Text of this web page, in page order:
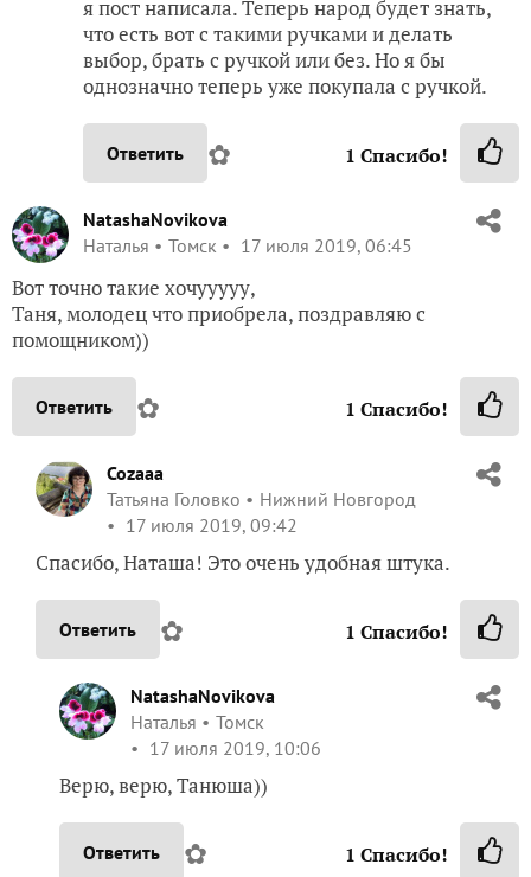
я пост написала. Теперь народ будет знать,
что есть вот с такими ручками и делать
выбор, брать с ручкой или без. Но я бы
однозначно теперь уже покупала с ручкой.
Ответить ✿ 1 Спасибо!
NatashaNovikova
Наталья
Томск 17 июля 2019, 06:45
Вот точно такие хочууууу,
Таня, молодец что приобрела, поздравляю с
помощником))
Ответить ✿ 1 Спасибо!
Cozaaa
Татьяна Головко
Нижний Новгород
17 июля 2019, 09:42
Спасибо, Наташа! Это очень удобная штука.
Ответить ✿ 1 Спасибо!
NatashaNovikova
Наталья
Томск
17 июля 2019, 10:06
Верю, верю, Танюша))
Ответить ✿ 1 Спасибо!